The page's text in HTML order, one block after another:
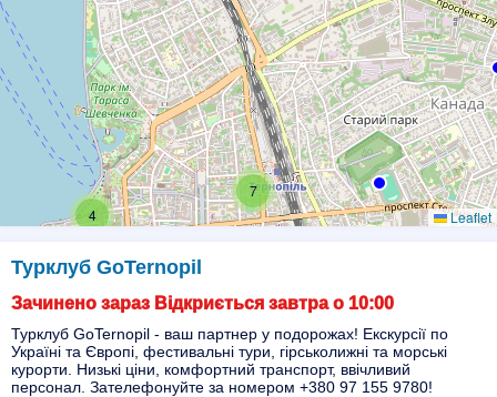
7
4
Leaflet
Турклуб GoTernopil
Зачинено зараз Відкриється завтра о 10:00
Турклуб GoTernopil - ваш партнер у подорожах! Екскурсії по
Україні та Європі, фестивальні тури, гірськолижні та морські
курорти. Низькі ціни, комфортний транспорт, ввічливий
персонал. Зателефонуйте за номером +380 97 155 9780!